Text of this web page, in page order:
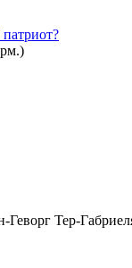
Геворг Тер-